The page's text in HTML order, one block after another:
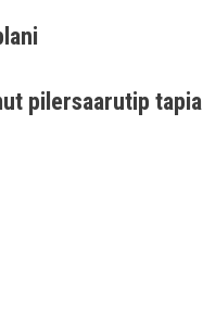
pilersaarutip tapia